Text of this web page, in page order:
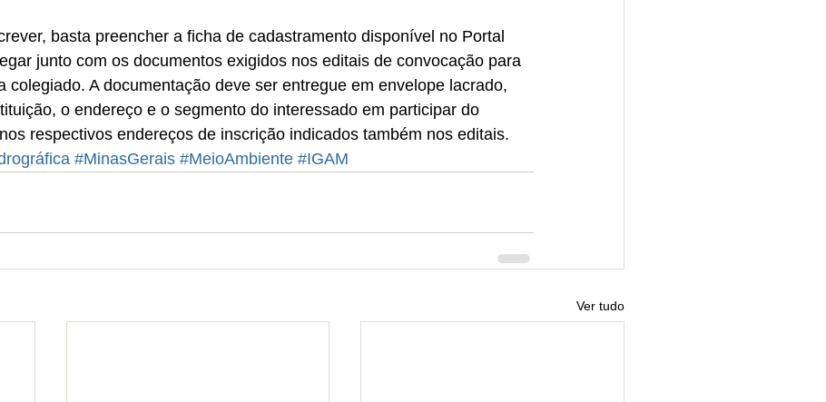
basta preencher a ficha de cadastramento disponível no Portal
junto com os documentos exigidos nos editais de convocação para
colegiado. A documentação deve ser entregue em envelope lacrado,
o endereço e o segmento do interessado em participar do
respectivos endereços de inscrição indicados também nos editais.
#MinasGerais #MeioAmbiente #IGAM
Ver tudo